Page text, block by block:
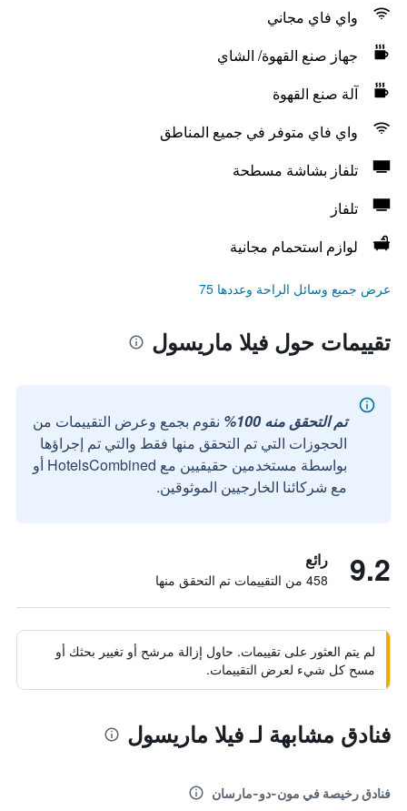
واي فاي مجاني
جهاز صنع القهوة/ الشاي
آلة صنع القهوة
واي فاي متوفر في جميع المناطق
تلفاز بشاشة مسطحة
تلفاز
لوازم استحمام مجانية
عرض جميع وسائل الراحة وعددها 75
تقييمات حول فيلا ماريسول
تم التحقق منه 100%
نقوم بجمع وعرض التقييمات من
الحجوزات التي تم التحقق منها فقط والتي تم إجراؤها
بواسطة مستخدمين حقيقيين مع HotelsCombined أو
مع شركائنا الخارجيين الموثوقين.
9.2 رائع
458 من التقييمات تم التحقق منها
لم يتم العثور على تقييمات. حاول إزالة مرشح أو تغيير بحثك أو
مسح كل شيء لعرض التقييمات.
فنادق مشابهة لـ فيلا ماريسول
فنادق رخيصة في مون-دو-مارسان